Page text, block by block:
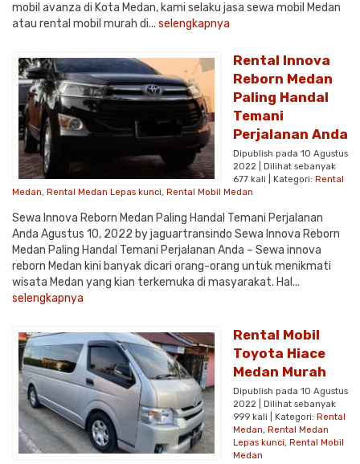
mobil avanza di Kota Medan, kami selaku jasa sewa mobil Medan
atau rental mobil murah di... selengkapnya
Rental Innova
Reborn Medan
Paling Handal
Temani
Perjalanan Anda
Dipublish pada 10 Agustus
2022 | Dilihat sebanyak
677 kali | Kategori: Rental
Medan, Rental Medan Lepas kunci, Rental Mobil Medan
Sewa Innova Reborn Medan Paling Handal Temani Perjalanan
Anda Agustus 10, 2022 by jaguartransindo Sewa Innova Reborn
Medan Paling Handal Temani Perjalanan Anda – Sewa innova
reborn Medan kini banyak dicari orang-orang untuk menikmati
wisata Medan yang kian terkemuka di masyarakat. Hal...
selengkapnya
Rental Mobil
Toyota Hiace
Medan Murah
Dipublish pada 10 Agustus
2022 | Dilihat sebanyak
999 kali | Kategori: Rental
Medan, Rental Medan
Lepas kunci, Rental Mobil
Medan